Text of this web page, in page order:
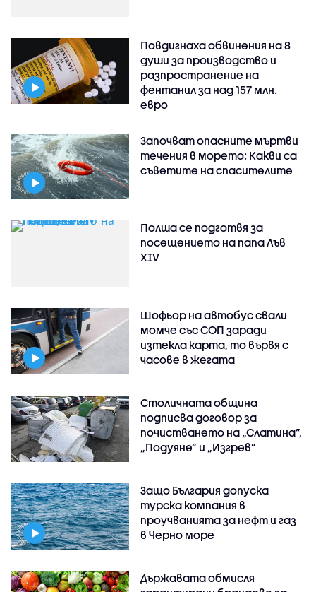
Повдигнаха обвинения на 8
души за производство и
разпространение на
фентанил за над 157 млн.
евро
Започват опасните мъртви
течения в морето: Какви са
съветите на спасителите
Полша се подготвя за
посещението на папа Лъв
XIV
Шофьор на автобус свали
момче със СОП заради
изтекла карта, то вървя с
часове в жегата
Столичната община
подписва договор за
почистването на „Слатина”,
„Подуяне” и „Изгрев”
Защо България допуска
турска компания в
проучванията за нефт и газ
в Черно море
Държавата обмисля